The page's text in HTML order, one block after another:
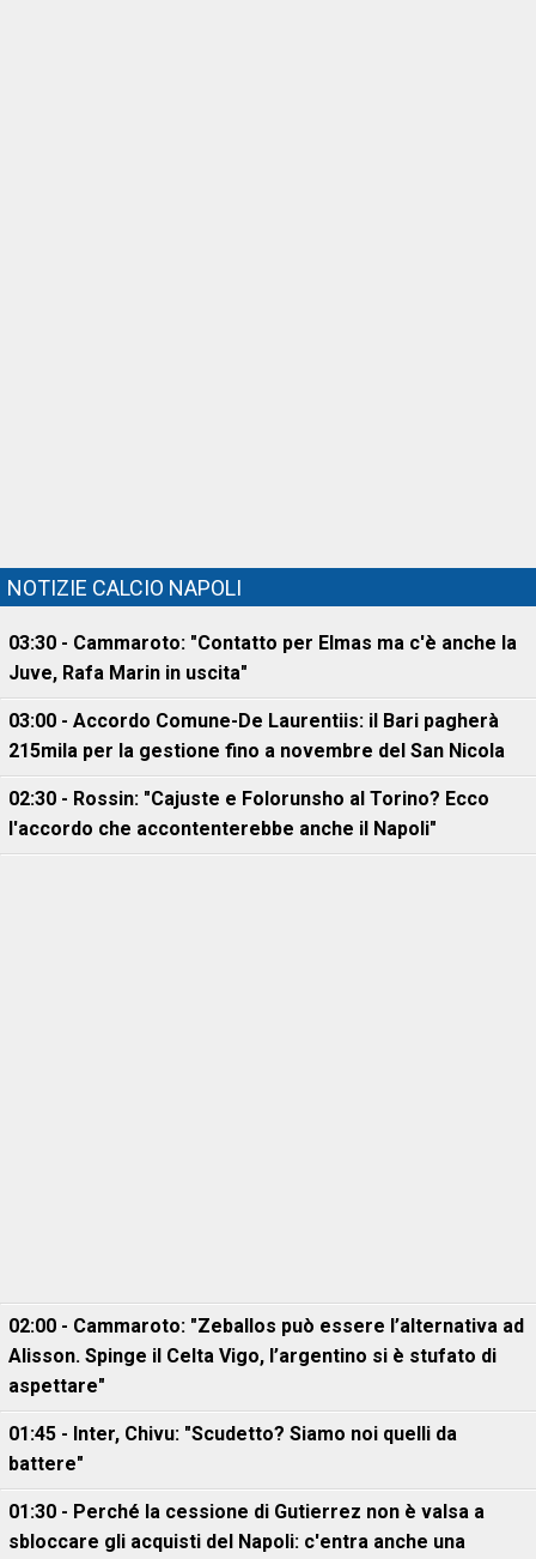
NOTIZIE CALCIO NAPOLI
03:30 - Cammaroto: "Contatto per Elmas ma c'è anche la
Juve, Rafa Marin in uscita"
03:00 - Accordo Comune-De Laurentiis: il Bari pagherà
215mila per la gestione fino a novembre del San Nicola
02:30 - Rossin: "Cajuste e Folorunsho al Torino? Ecco
l'accordo che accontenterebbe anche il Napoli"
02:00 - Cammaroto: "Zeballos può essere l’alternativa ad
Alisson. Spinge il Celta Vigo, l’argentino si è stufato di
aspettare"
01:45 - Inter, Chivu: "Scudetto? Siamo noi quelli da
battere"
01:30 - Perché la cessione di Gutierrez non è valsa a
sbloccare gli acquisti del Napoli: c'entra anche una